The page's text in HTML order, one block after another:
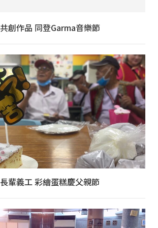
創作品 同登Garma音樂節
輩義工 彩繪蛋糕慶父親節